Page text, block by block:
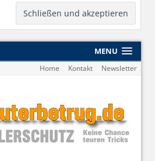
MENU
Home Kontakt Newsletter